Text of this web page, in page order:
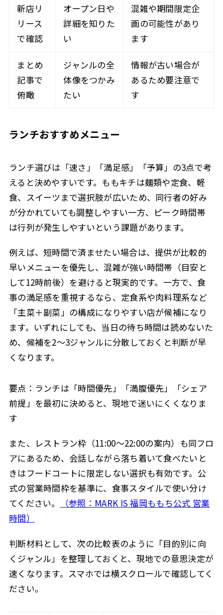
新店リ
リース
で確認
オープン日や
詳細を知りた
い
混雑や期間限定企
画の可能性があり
ます
まとめ
記事で
俯瞰
ジャンルの全
体像をつかみ
たい
情報が古い場合が
あるため要注意で
す
ランチおすすめメニュー
ランチ選びは「速さ」「満足感」「予算」の3点で考
えると決めやすいです。ももキチは麺類や定食、軽
食、スイーツまで選択肢が広いため、同行者の好み
が分かれていても調整しやすい一方、ピーク時間帯
は行列が発生しやすいという課題があります。
例えば、短時間で済ませたい場合は、提供が比較的
早いメニューを優先し、混雑が強い時間帯（目安と
して12時前後）を避けると現実的です。一方で、食
事の満足感を重視するなら、定食系や肉料理系など
「主菜＋副菜」の構成になりやすい店が候補になり
ます。いずれにしても、当日の待ち時間は読めないた
め、候補を2〜3ジャンルに分散しておくと判断が早
くなります。
要点：ランチは「時間優先」「満腹優先」「シェア
前提」を最初に決めると、現地で迷いにくくなりま
す
また、レストラン枠（11:00〜22:00の案内）も同フロ
アにあるため、会話しながら落ち着いて食べたいと
きはフードコートに限定しない選択も有効です。公
式の営業時間枠を基準に、食事スタイルで使い分け
てください。
（参照：MARK IS 福岡ももち公式 営業
時間）
判断材料として、次の比較表のように「目的別に向
くジャンル」を整理しておくと、現地での意思決定が
速くなります。スマホでは横スクロールで確認してく
ださい。